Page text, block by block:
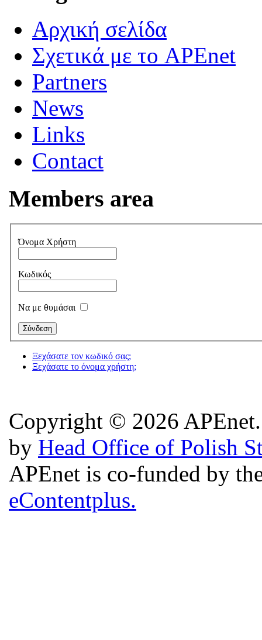
Αρχική σελίδα
Σχετικά με το APEnet
Partners
News
Links
Contact
Members area
Όνομα Χρήστη
Κωδικός
Να με θυμάσαι
Ξεχάσατε τον κωδικό σας;
Ξεχάσατε το όνομα χρήστη;
Copyright © 2026
by Head Office of Polish
APEnet is co-funded by
eContentplus.